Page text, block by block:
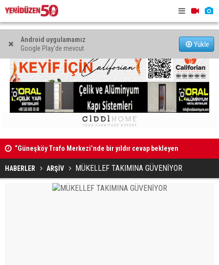
Android uygulamamız
Google Play'de mevcut
Yükle
“Güneşköy Trafo Merkezi’nde bir yıldır cevap bekleyen
sorular var”
HABERLER ARŞİV MÜKELLEF TAKIMINA GÜVENİYOR